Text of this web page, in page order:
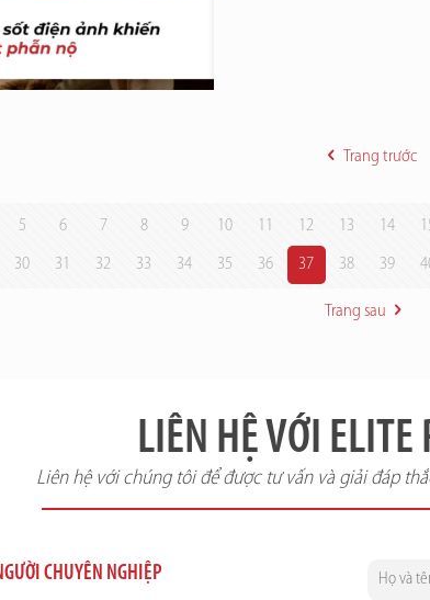
Trang trước
5 6 7 8 9 10 11 12 13 14
30 31 32 33 34 35 36 37 38 39
Trang sau
LIÊN HỆ VỚI ELITE
Liên hệ với chúng tôi để được tư vấn và giải đáp
CHUYÊN NGHIỆP